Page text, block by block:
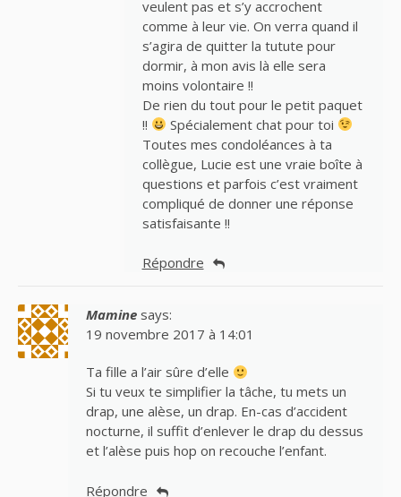
veulent pas et s’y accrochent
comme à leur vie. On verra quand il
s’agira de quitter la tutute pour
dormir, à mon avis là elle sera
moins volontaire !!
De rien du tout pour le petit paquet
!!
Spécialement chat pour toi
Toutes mes condoléances à ta
collègue, Lucie est une vraie boîte à
questions et parfois c’est vraiment
compliqué de donner une réponse
satisfaisante !!
Répondre
Mamine says:
19 novembre 2017 à 14:01
Ta fille a l’air sûre d’elle
Si tu veux te simplifier la tâche, tu mets un
drap, une alèse, un drap. En-cas d’accident
nocturne, il suffit d’enlever le drap du dessus
et l’alèse puis hop on recouche l’enfant.
Répondre